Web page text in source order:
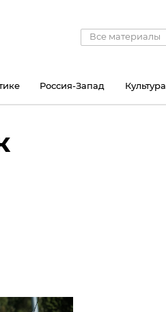
Все материалы
Россия-Запад Культура